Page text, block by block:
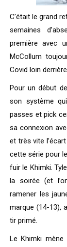
C’était le grand
semaines
première avec
McCollum
Covid loin
Pour un début
son système
passes et pick
sa connexion
et très vite
cette série pour
fuir le Khimki.
la soirée (et
ramener les
marque (14-13),
tir primé.
Le Khimki